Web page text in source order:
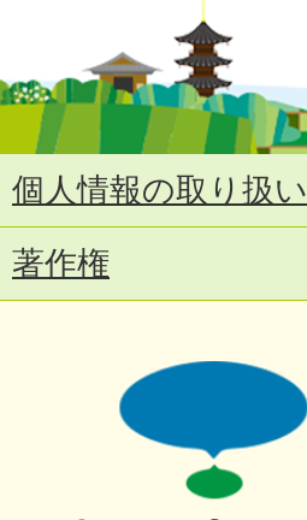
個人情報の取り扱い
著作権